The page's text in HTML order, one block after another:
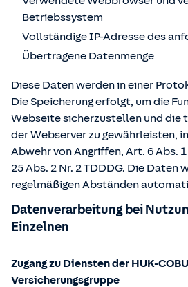
Betriebssystem
Vollständige IP-Adresse des
Übertragene Datenmenge
Diese Daten werden in einer
Die Speicherung erfolgt, um die
Webseite sicherzustellen und die
der Webserver zu gewährleisten,
Abwehr von Angriffen, Art. 6 Abs.
25 Abs. 2 Nr. 2 TDDDG. Die Daten
regelmäßigen Abständen
Datenverarbeitung bei
Einzelnen
Zugang zu Diensten der HUK-
Versicherungsgruppe